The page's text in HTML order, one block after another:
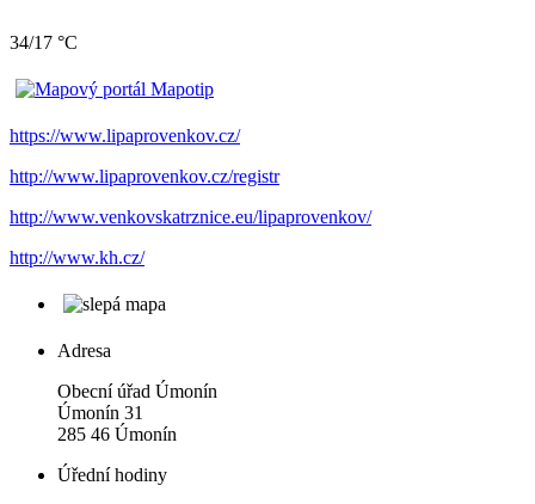
34/17 °C
https://www.lipaprovenkov.cz/
http://www.lipaprovenkov.cz/registr
http://www.venkovskatrznice.eu/lipaprovenkov/
http://www.kh.cz/
Adresa
Obecní úřad Úmonín
Úmonín 31
285 46 Úmonín
Úřední hodiny